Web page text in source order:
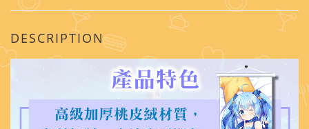
DESCRIPTION